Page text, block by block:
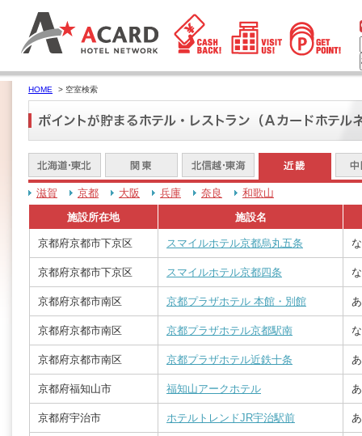
HOME > 空室検索
滋賀 京都 大阪 兵庫 奈良
和歌山
施設所在地
施設名
京都府京都市下京区 スマイルホテル京都烏丸五条
京都府京都市下京区 スマイルホテル京都四条
京都府京都市南区 京都プラザホテル 本館・別館
京都府京都市南区 京都プラザホテル京都駅南
京都府京都市南区 京都プラザホテル近鉄十条
京都府福知山市 福知山アークホテル
京都府宇治市 ホテルトレンドJR宇治駅前